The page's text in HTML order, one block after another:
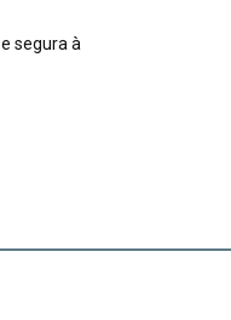
segura à